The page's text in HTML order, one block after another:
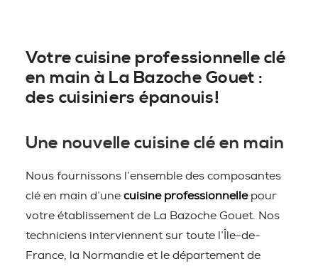
Votre cuisine professionnelle clé
en main à La Bazoche Gouet :
des cuisiniers épanouis!
Une nouvelle cuisine clé en main
Nous fournissons l’ensemble des composantes
clé en main d’une cuisine professionnellepour
votre établissement de La Bazoche Gouet. Nos
techniciens interviennent sur toute l’Île-de-
France, la Normandie et le département de